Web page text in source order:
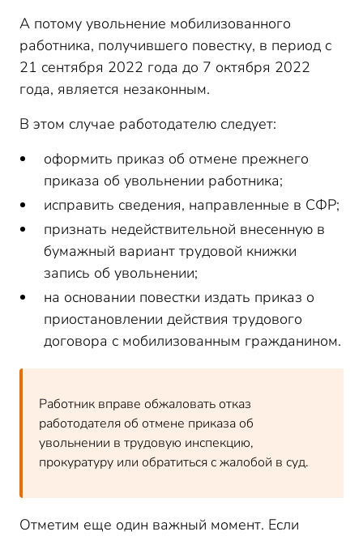
А потому увольнение мобилизованного
работника, получившего повестку, в период с
21 сентября 2022 года до 7 октября 2022
года, является незаконным.
В этом случае работодателю следует:
оформить приказ об отмене прежнего
приказа об увольнении работника;
исправить сведения, направленные в СФР;
признать недействительной внесенную в
бумажный вариант трудовой книжки
запись об увольнении;
на основании повестки издать приказ о
приостановлении действия трудового
договора с мобилизованным гражданином.
Работник вправе обжаловать отказ
работодателя об отмене приказа об
увольнении в трудовую инспекцию,
прокуратуру или обратиться с жалобой в суд.
Отметим еще один важный момент. Если